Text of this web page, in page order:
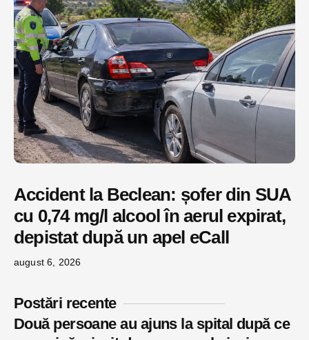
Accident la Beclean: șofer din SUA
cu 0,74 mg/l alcool în aerul expirat,
depistat după un apel eCall
august 6, 2026
Postări recente
Două persoane au ajuns la spital după ce